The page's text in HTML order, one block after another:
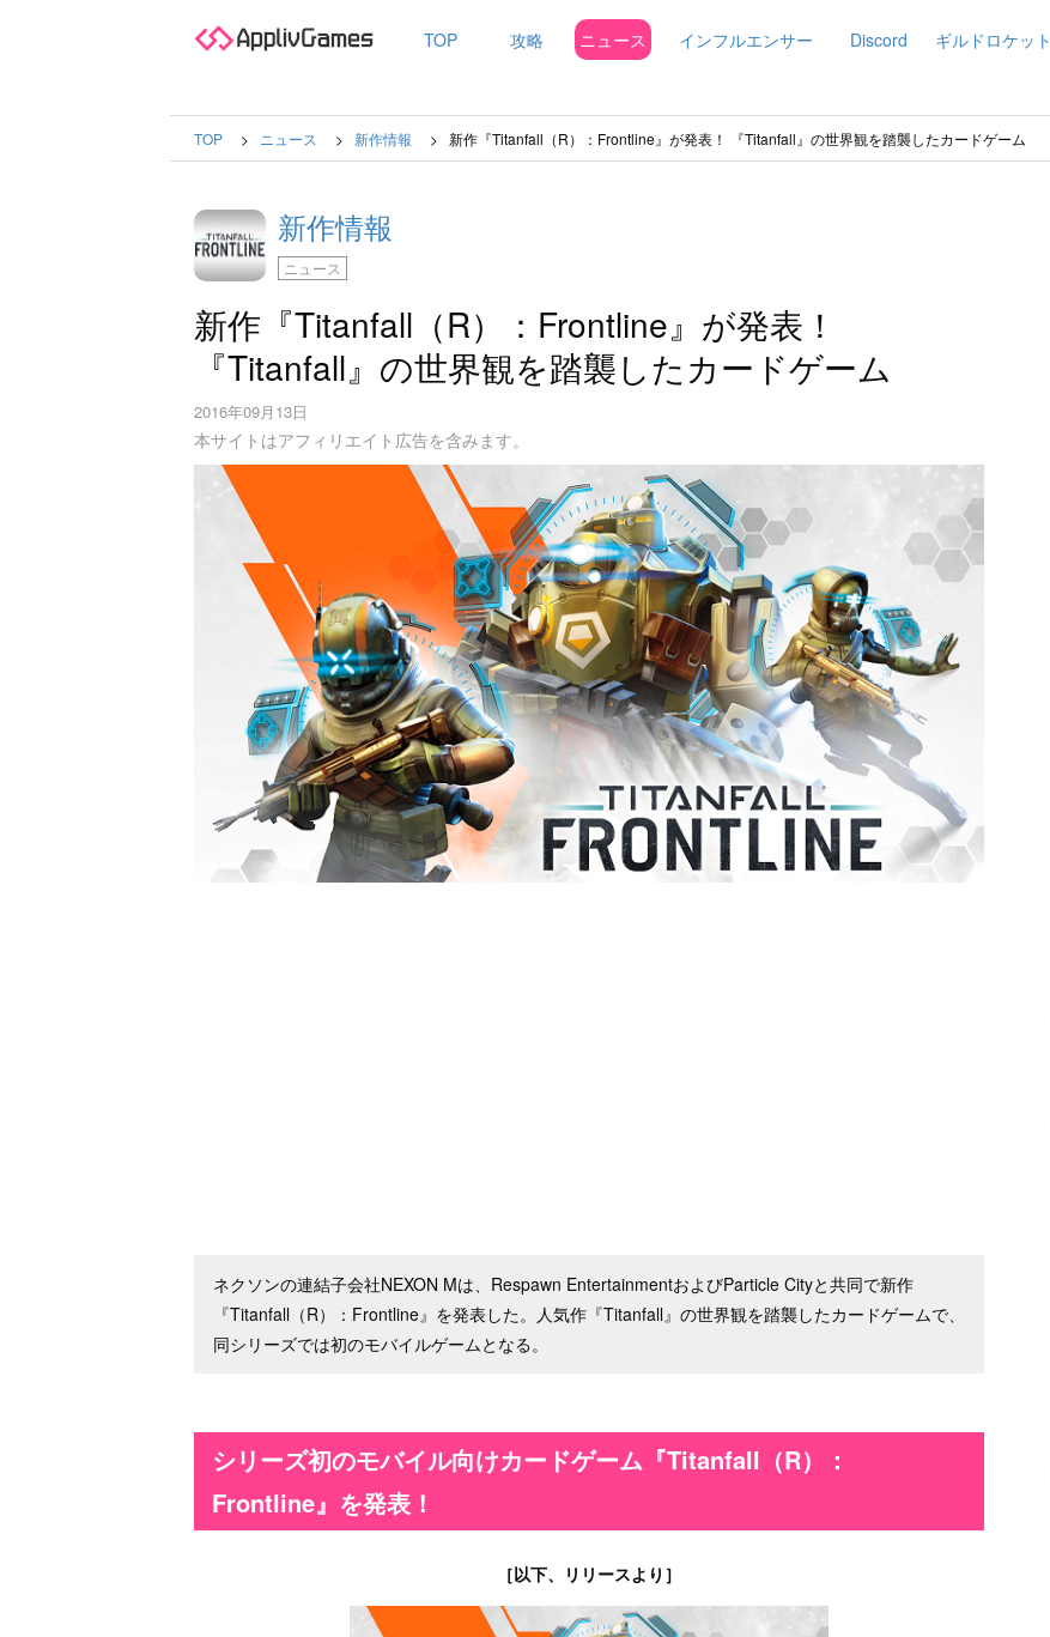
TOP 攻略 ニュース インフルエンサー Discord ギルドロケット
TOP ニュース 新作情報 新作『Titanfall（R）：Frontline』が発表！ 『Titanfall』の世界観を踏襲したカードゲーム
新作情報
ニュース
新作『Titanfall（R）：Frontline』が発表！
『Titanfall』の世界観を踏襲したカードゲーム
2016年09月13日
本サイトはアフィリエイト広告を含みます。
ネクソンの連結子会社NEXON Mは、Respawn EntertainmentおよびParticle Cityと共同で新作
『Titanfall（R）：Frontline』を発表した。人気作『Titanfall』の世界観を踏襲したカードゲームで、
同シリーズでは初のモバイルゲームとなる。
シリーズ初のモバイル向けカードゲーム『Titanfall（R）：
Frontline』を発表！
［以下、リリースより］